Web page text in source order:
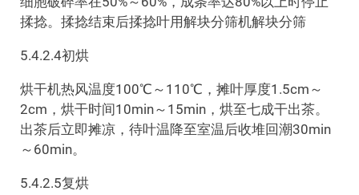
揉捻。揉捻结束后揉捻叶用解块分筛机解块分筛
5.4.2.4初烘
烘干机热风温度100℃～110℃，摊叶厚度1.5cm～
2cm，烘干时间10min～15min，烘至七成干出茶。
出茶后立即摊凉，待叶温降至室温后收堆回潮30min
～60min。
5.4.2.5复烘